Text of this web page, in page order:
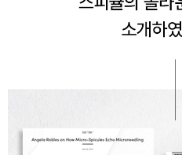
페이코 ID로 페